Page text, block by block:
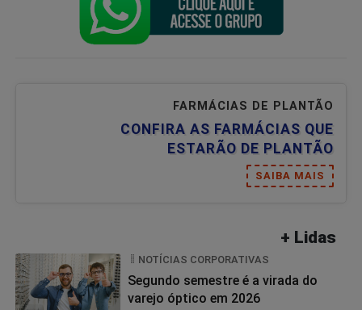
FARMÁCIAS DE PLANTÃO
CONFIRA AS FARMÁCIAS QUE
ESTARÃO DE PLANTÃO
SAIBA MAIS
+ Lidas
NOTÍCIAS CORPORATIVAS
Segundo semestre é a virada do
varejo óptico em 2026